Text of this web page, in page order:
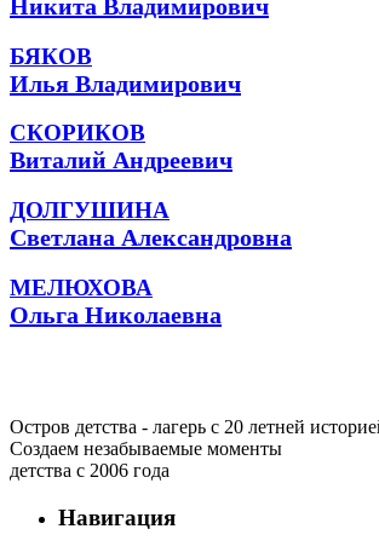
Никита Владимирович
БЯКОВ
Илья Владимирович
СКОРИКОВ
Виталий Андреевич
ДОЛГУШИНА
Светлана Александровна
МЕЛЮХОВА
Ольга Николаевна
Остров детства - лагерь с 20 летней
Создаем незабываемые моменты
детства с 2006 года
Навигация